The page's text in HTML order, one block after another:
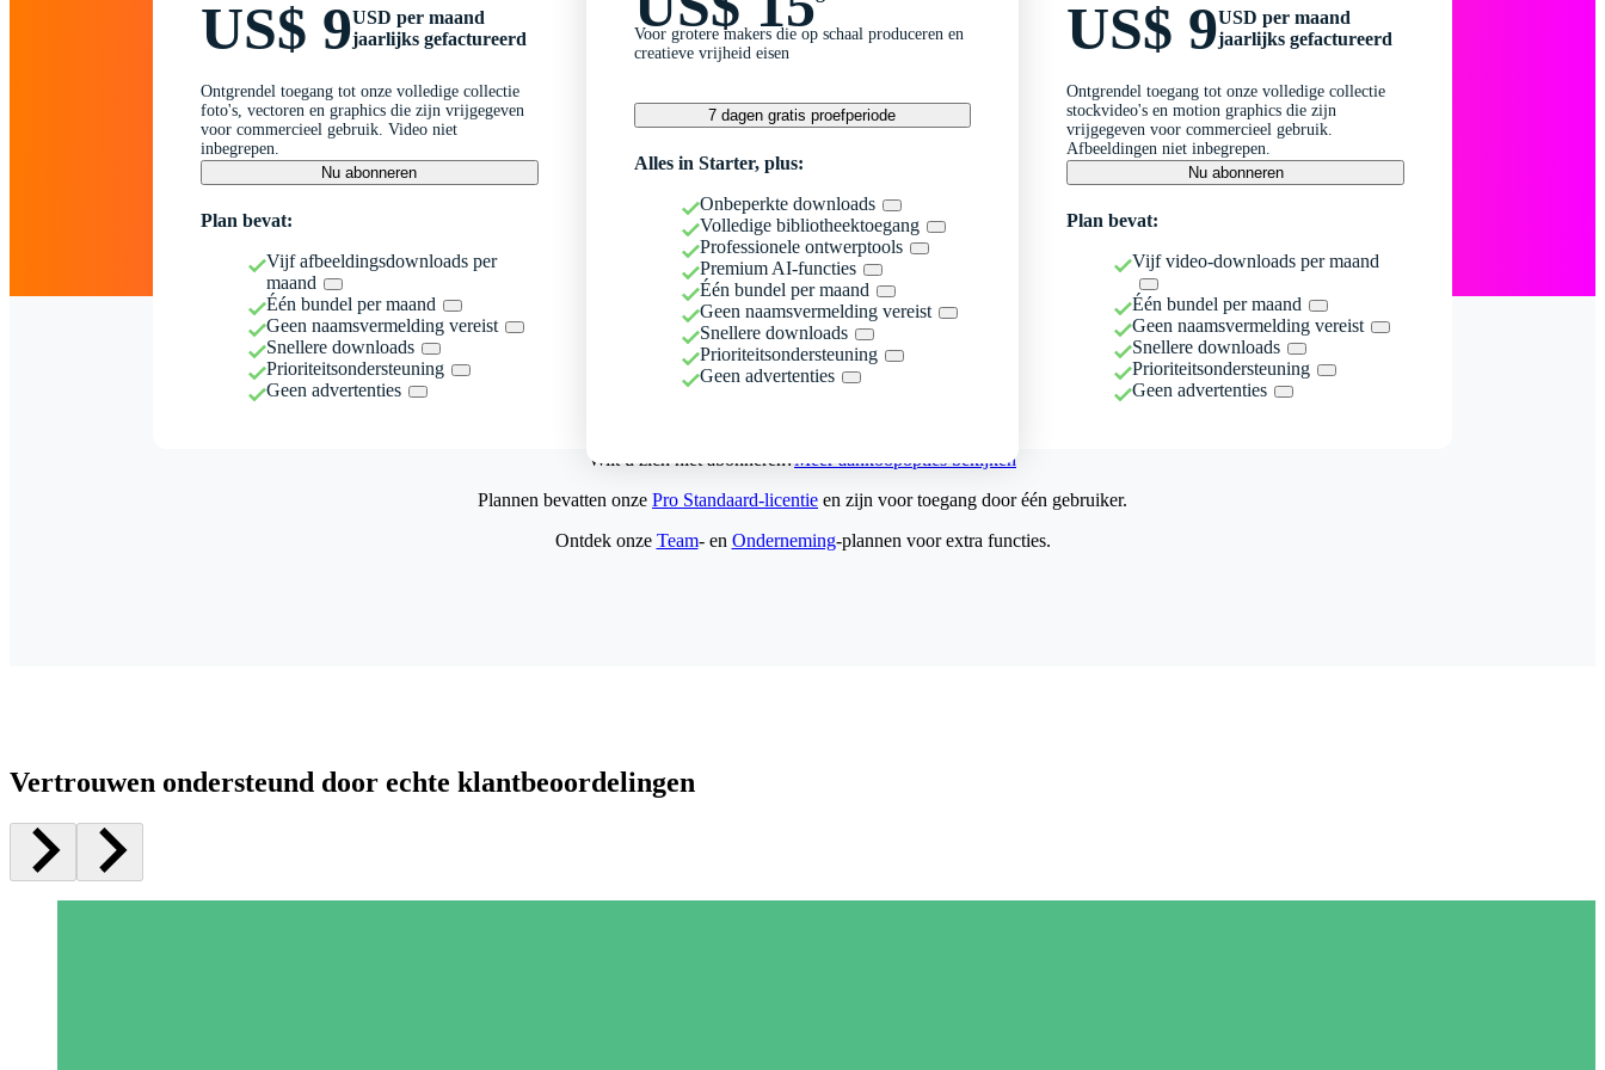
US$ 9USD per maand
jaarlijks gefactureerd
Ontgrendel toegang tot onze volledige collectie
foto's, vectoren en graphics die zijn vrijgegeven
voor commercieel gebruik. Video niet
inbegrepen.
Nu abonneren
Plan bevat:
Vijf afbeeldingsdownloads per
maand
Één bundel per maand
Geen naamsvermelding vereist
Snellere downloads
Prioriteitsondersteuning
Geen advertenties
Voor grotere makers die op schaal produceren en
creatieve vrijheid eisen
7 dagen gratis proefperiode
Alles in Starter, plus:
Onbeperkte downloads
Volledige bibliotheektoegang
Professionele ontwerptools
Premium AI-functies
Één bundel per maand
Geen naamsvermelding vereist
Snellere downloads
Prioriteitsondersteuning
Geen advertenties
US$ 9USD per maand
jaarlijks gefactureerd
Ontgrendel toegang tot onze volledige collectie
stockvideo's en motion graphics die zijn
vrijgegeven voor commercieel gebruik.
Afbeeldingen niet inbegrepen.
Nu abonneren
Plan bevat:
Vijf video-downloads per maand
Één bundel per maand
Geen naamsvermelding vereist
Snellere downloads
Prioriteitsondersteuning
Geen advertenties
Wilt u zich niet abonneren?Meer aankoopopties bekijken
Plannen bevatten onze Pro Standaard-licentie en zijn voor toegang door één gebruiker.
Ontdek onze Team- en Onderneming-plannen voor extra functies.
Vertrouwen ondersteund door echte klantbeoordelingen